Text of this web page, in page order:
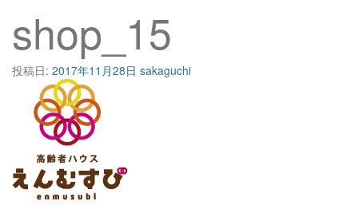
shop_15
投稿日: 2017年11月28日 sakaguchi